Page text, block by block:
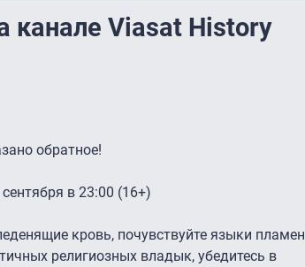
канале Viasat History
обратное!
в 23:00 (16+)
кровь, почувствуйте языки
религиозных владык, убедитесь в